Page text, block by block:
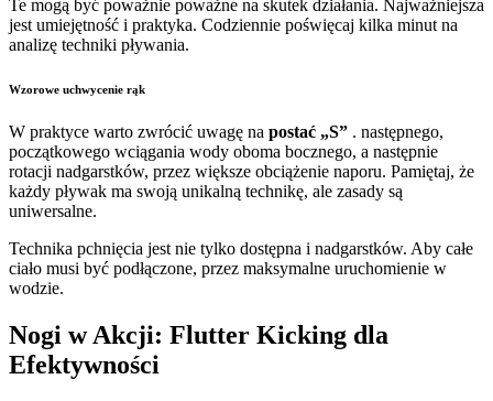
Te mogą być poważnie poważne na skutek działania. Najważniejsza
jest umiejętność i praktyka. Codziennie poświęcaj kilka minut na
analizę techniki pływania.
Wzorowe uchwycenie rąk
W praktyce warto zwrócić uwagę na postać „S” . następnego,
początkowego wciągania wody oboma bocznego, a następnie
rotacji nadgarstków, przez większe obciążenie naporu. Pamiętaj, że
każdy pływak ma swoją unikalną technikę, ale zasady są
uniwersalne.
Technika pchnięcia jest nie tylko dostępna i nadgarstków. Aby całe
ciało musi być podłączone, przez maksymalne uruchomienie w
wodzie.
Nogi w Akcji: Flutter Kicking dla
Efektywności